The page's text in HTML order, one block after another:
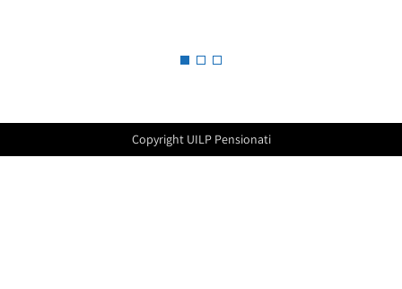
Copyright UILP Pensionati